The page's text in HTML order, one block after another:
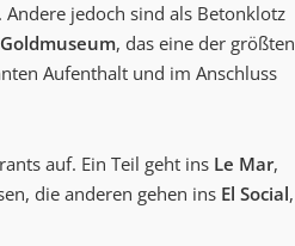
jedoch sind als Betonklotz
Goldmuseum, das eine der größten
Aufenthalt und im Anschluss
auf. Ein Teil geht ins Le Mar,
die anderen gehen ins El Social,